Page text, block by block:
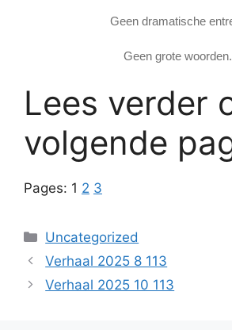
Geen dramatische
Geen grote woorden.
Lees verder
volgende
Pages: 1 2 3
Categories
Uncategorized
Verhaal 2025 8 113
Verhaal 2025 10 113